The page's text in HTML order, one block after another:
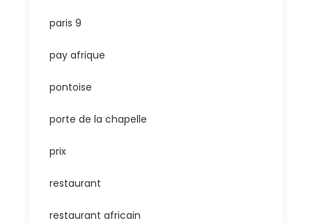
paris 9
pay afrique
pontoise
porte de la chapelle
prix
restaurant
restaurant africain